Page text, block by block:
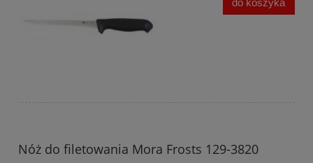
do koszyka
Nóż do filetowania Mora Frosts 129-3820